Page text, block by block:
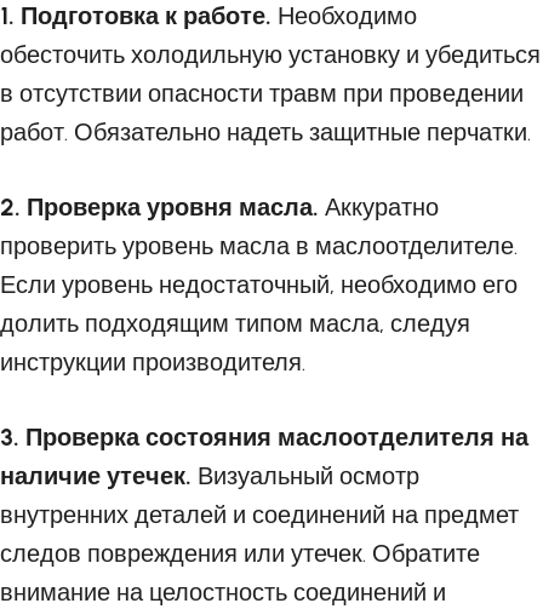
1. Подготовка к работе. Необходимо
обесточить холодильную установку и убедиться
в отсутствии опасности травм при проведении
работ. Обязательно надеть защитные перчатки.
2. Проверка уровня масла. Аккуратно
проверить уровень масла в маслоотделителе.
Если уровень недостаточный, необходимо его
долить подходящим типом масла, следуя
инструкции производителя.
3. Проверка состояния маслоотделителя на
наличие утечек. Визуальный осмотр
внутренних деталей и соединений на предмет
следов повреждения или утечек. Обратите
внимание на целостность соединений и